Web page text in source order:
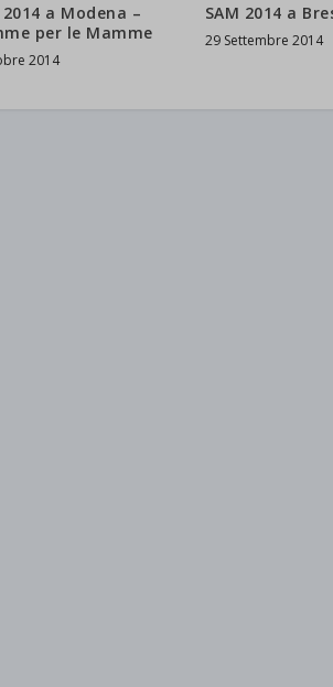
2014 a Modena –
per le Mamme
2014
SAM 2014 a
29 Settembre 2014